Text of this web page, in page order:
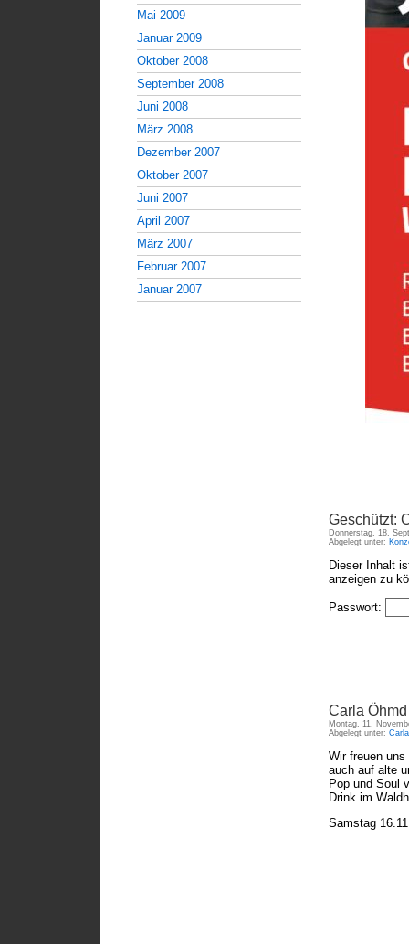
Mai 2009
Januar 2009
Oktober 2008
September 2008
Juni 2008
März 2008
Dezember 2007
Oktober 2007
Juni 2007
April 2007
März 2007
Februar 2007
Januar 2007
Geschützt:
Donnerstag, 18.
Abgelegt unter:
Dieser Inhalt
anzeigen zu
Passwort:
Carla
Montag, 11.
Abgelegt unter:
Wir freuen
auch auf alte
Pop und Soul
Drink im
Samstag